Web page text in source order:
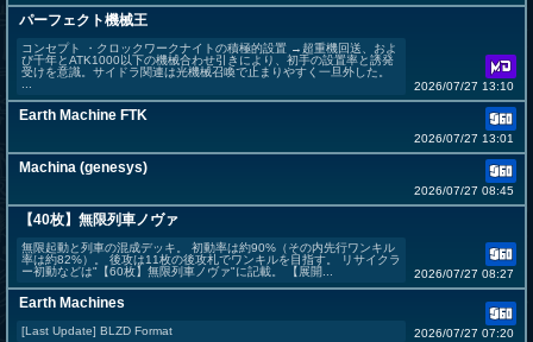
パーフェクト機械王
コンセプト ・クロックワークナイトの積極的設置 →超重機回送、およ
び千年とATK1000以下の機械合わせ引きにより、初手の設置率と誘発
受けを意識。サイドラ関連は光機械召喚で止まりやすく一旦外した。
...
2026/07/27 13:10
Earth Machine FTK
2026/07/27 13:01
Machina (genesys)
2026/07/27 08:45
【40枚】無限列車ノヴァ
無限起動と列車の混成デッキ。 初動率は約90%（その内先行ワンキル
率は約82%）。 後攻は11枚の後攻札でワンキルを目指す。 リサイクラ
ー初動などは"【60枚】無限列車ノヴァ"に記載。 【展開...
2026/07/27 08:27
Earth Machines
[Last Update] BLZD Format 2026/07/27 07:20